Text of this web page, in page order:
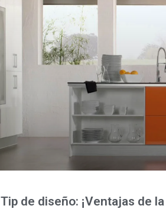
Tip de diseño: ¡Ventajas de